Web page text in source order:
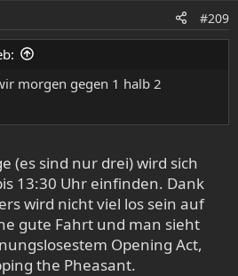
#209
morgen gegen 1 halb 2
(es sind nur drei) wird sich
13:30 Uhr einfinden. Dank
wird nicht viel los sein auf
gute Fahrt und man sieht
Opening Act,
the Pheasant.